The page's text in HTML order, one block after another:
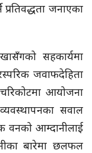
जनाएका
सहकार्यमा
जवाफदेहिता
आयोजना
सवाल
वनको आम्दानीलाई
बारेमा छलफल